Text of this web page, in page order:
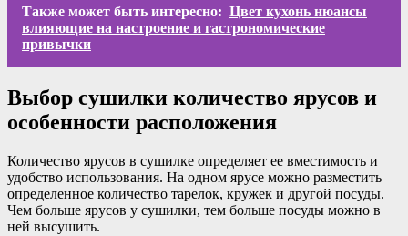
Также может быть интересно: Цвет кухонь нюансы
влияющие на настроение и гастрономические
привычки
Выбор сушилки количество ярусов и
особенности расположения
Количество ярусов в сушилке определяет ее вместимость и
удобство использования. На одном ярусе можно разместить
определенное количество тарелок, кружек и другой посуды.
Чем больше ярусов у сушилки, тем больше посуды можно в
ней высушить.